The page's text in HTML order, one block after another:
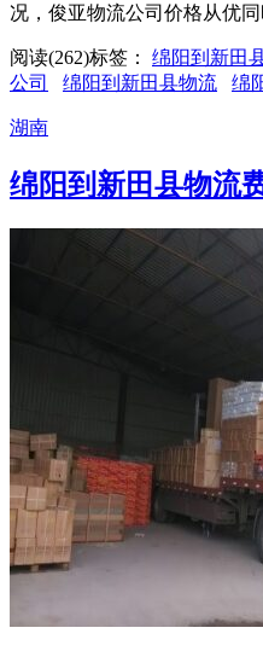
况，俊亚物流公司价格从优
阅读(262)标签： 绵阳到新田
公司
绵阳到新田县物流 绵
湖南
绵阳到新田县物流